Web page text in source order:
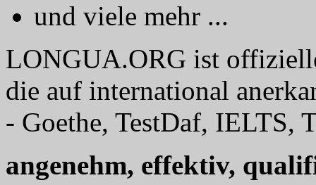
und viele mehr ...
LONGUA.ORG ist
die auf international
- Goethe, TestDaf, IELTS,
angenehm, effektiv,